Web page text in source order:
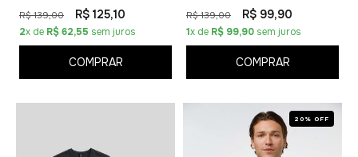
R$ 139,00 R$ 125,10
2x de R$ 62,55 sem juros
COMPRAR
R$ 139,00 R$ 99,90
1x de R$ 99,90 sem juros
COMPRAR
20% OFF